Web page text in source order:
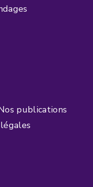
publications